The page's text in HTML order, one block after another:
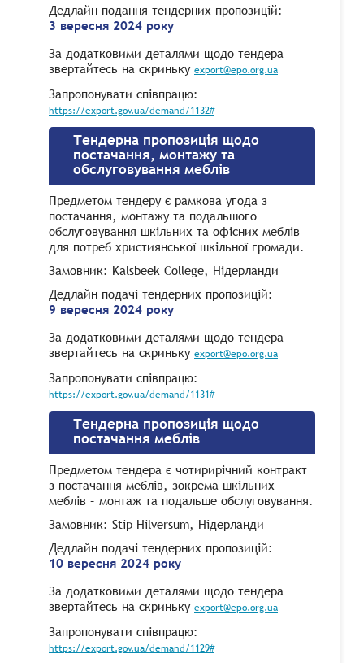
Дедлайн подання тендерних пропозицій:
3 вересня 2024 року
За додатковими деталями щодо тендера
звертайтесь на скриньку export@epo.org.ua
Запропонувати співпрацю:
https://export.gov.ua/demand/1132#
Тендерна пропозиція щодо
постачання, монтажу та
обслуговування меблів
Предметом тендеру є рамкова угода з
постачання, монтажу та подальшого
обслуговування шкільних та офісних меблів
для потреб християнської шкільної громади.
Замовник: Kalsbeek College, Нідерланди
Дедлайн подачі тендерних пропозицій:
9 вересня 2024 року
За додатковими деталями щодо тендера
звертайтесь на скриньку export@epo.org.ua
Запропонувати співпрацю:
https://export.gov.ua/demand/1131#
Тендерна пропозиція щодо
постачання меблів
Предметом тендера є чотирирічний контракт
з постачання меблів, зокрема шкільних
меблів – монтаж та подальше обслуговування.
Замовник: Stip Hilversum, Нідерланди
Дедлайн подачі тендерних пропозицій:
10 вересня 2024 року
За додатковими деталями щодо тендера
звертайтесь на скриньку export@epo.org.ua
Запропонувати співпрацю:
https://export.gov.ua/demand/1129#